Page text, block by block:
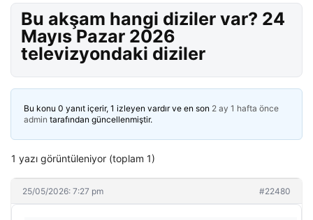
Bu akşam hangi diziler var? 24
Mayıs Pazar 2026
televizyondaki diziler
Bu konu 0 yanıt içerir, 1 izleyen vardır ve en son 2 ay 1 hafta önce
admin tarafından güncellenmiştir.
1 yazı görüntüleniyor (toplam 1)
25/05/2026: 7:27 pm #22480